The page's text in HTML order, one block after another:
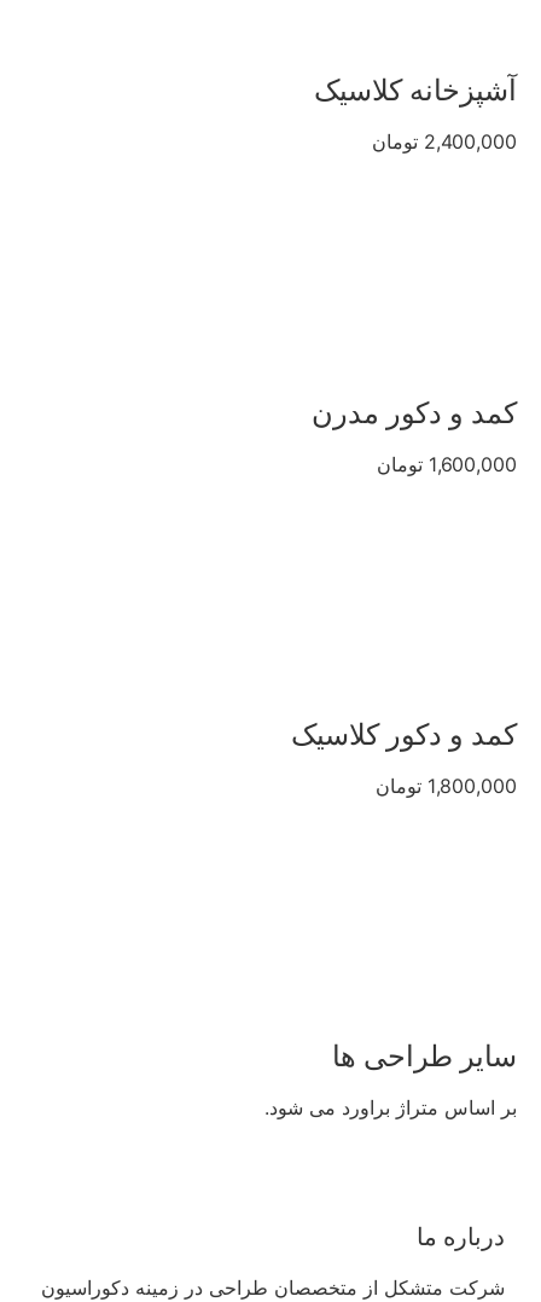
آشپزخانه کلاسیک
2,400,000 تومان
کمد و دکور مدرن
1,600,000 تومان
کمد و دکور کلاسیک
1,800,000 تومان
سایر طراحی ها
بر اساس متراژ براورد می شود.
درباره ما
شرکت متشکل از متخصصان طراحی در زمینه دکوراسیون